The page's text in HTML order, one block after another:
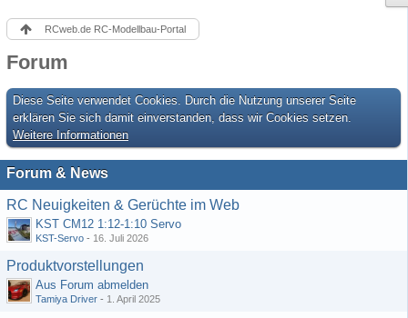
RCweb.de RC-Modellbau-Portal
Forum
Diese Seite verwendet Cookies. Durch die Nutzung unserer Seite
erklären Sie sich damit einverstanden, dass wir Cookies setzen.
Weitere Informationen
Forum & News
RC Neuigkeiten & Gerüchte im Web
KST CM12 1:12-1:10 Servo
KST-Servo - 16. Juli 2026
Produktvorstellungen
Aus Forum abmelden
Tamiya Driver - 1. April 2025